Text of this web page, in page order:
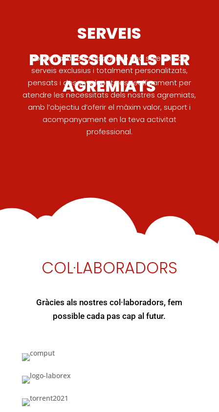
SERVEIS
PROFESSIONALS PER
AGREMIATS
Posem a la teva disposició una selecció de
serveis exclusius i totalment personalitzats,
pensats i desenvolupats específicament per
atendre les necessitats dels nostres agremiats,
amb l’objectiu d’oferir el màxim valor, suport i
acompanyament en la teva activitat
professional.
COL·LABORADORS
Gràcies als nostres col·laboradors, fem
possible cada pas cap al futur.